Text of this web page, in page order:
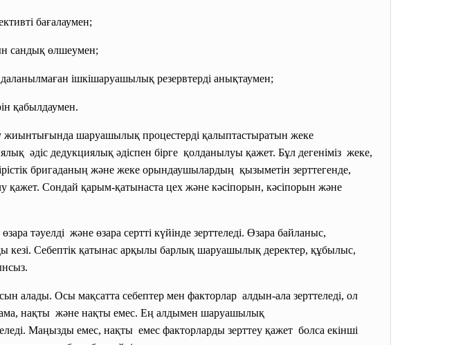
бағалаумен;
сандық өлшеумен;
ішкішаруашылық резервтерді анықтаумен;
қабылдаумен.
жиынтығында шаруашылық процестерді қалыптастыратын жеке
әдіс дедукциялық әдіспен бірге қолданылуы қажет. Бұл дегеніміз жеке,
бригаданың және жеке орындаушылардың қызыметін зерттегенде,
Сондай қарым-қатынаста цех және кәсіпорын, кәсіпорын және
тәуелді және өзара сертті күйінде зерттеледі. Өзара байланыс,
кезі. Себептік қатынас арқылы барлық шаруашылық деректер, құбылыс,
алады. Осы мақсатта себептер мен факторлар алдын-ала зерттеледі, ол
нақты және нақты емес. Ең алдымен шаруашылық
Маңызды емес, нақты емес факторларды зерттеу қажет болса екінші